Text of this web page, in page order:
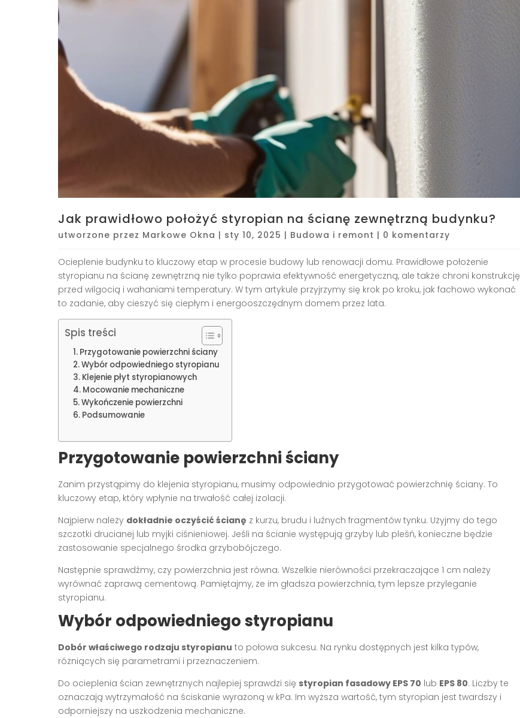
Jak prawidłowo położyć styropian na ścianę zewnętrzną budynku?
utworzone przez Markowe Okna | sty 10, 2025 | Budowa i remont | 0 komentarzy
Ocieplenie budynku to kluczowy etap w procesie budowy lub renowacji domu. Prawidłowe położenie
styropianu na ścianę zewnętrzną nie tylko poprawia efektywność energetyczną, ale także chroni konstrukcję
przed wilgocią i wahaniami temperatury. W tym artykule przyjrzymy się krok po kroku, jak fachowo wykonać
to zadanie, aby cieszyć się ciepłym i energooszczędnym domem przez lata.
Spis treści
Przygotowanie powierzchni ściany
Wybór odpowiedniego styropianu
Klejenie płyt styropianowych
Mocowanie mechaniczne
Wykończenie powierzchni
Podsumowanie
Przygotowanie powierzchni ściany
Zanim przystąpimy do klejenia styropianu, musimy odpowiednio przygotować powierzchnię ściany. To
kluczowy etap, który wpłynie na trwałość całej izolacji.
Najpierw należy dokładnie oczyścić ścianę z kurzu, brudu i luźnych fragmentów tynku. Użyjmy do tego
szczotki drucianej lub myjki ciśnieniowej. Jeśli na ścianie występują grzyby lub pleśń, konieczne będzie
zastosowanie specjalnego środka grzybobójczego.
Następnie sprawdźmy, czy powierzchnia jest równa. Wszelkie nierówności przekraczające 1 cm należy
wyrównać zaprawą cementową. Pamiętajmy, że im gładsza powierzchnia, tym lepsze przyleganie
styropianu.
Wybór odpowiedniego styropianu
Dobór właściwego rodzaju styropianu to połowa sukcesu. Na rynku dostępnych jest kilka typów,
różniących się parametrami i przeznaczeniem.
Do ocieplenia ścian zewnętrznych najlepiej sprawdzi się styropian fasadowy EPS 70 lub EPS 80. Liczby te
oznaczają wytrzymałość na ściskanie wyrażoną w kPa. Im wyższa wartość, tym styropian jest twardszy i
odporniejszy na uszkodzenia mechaniczne.